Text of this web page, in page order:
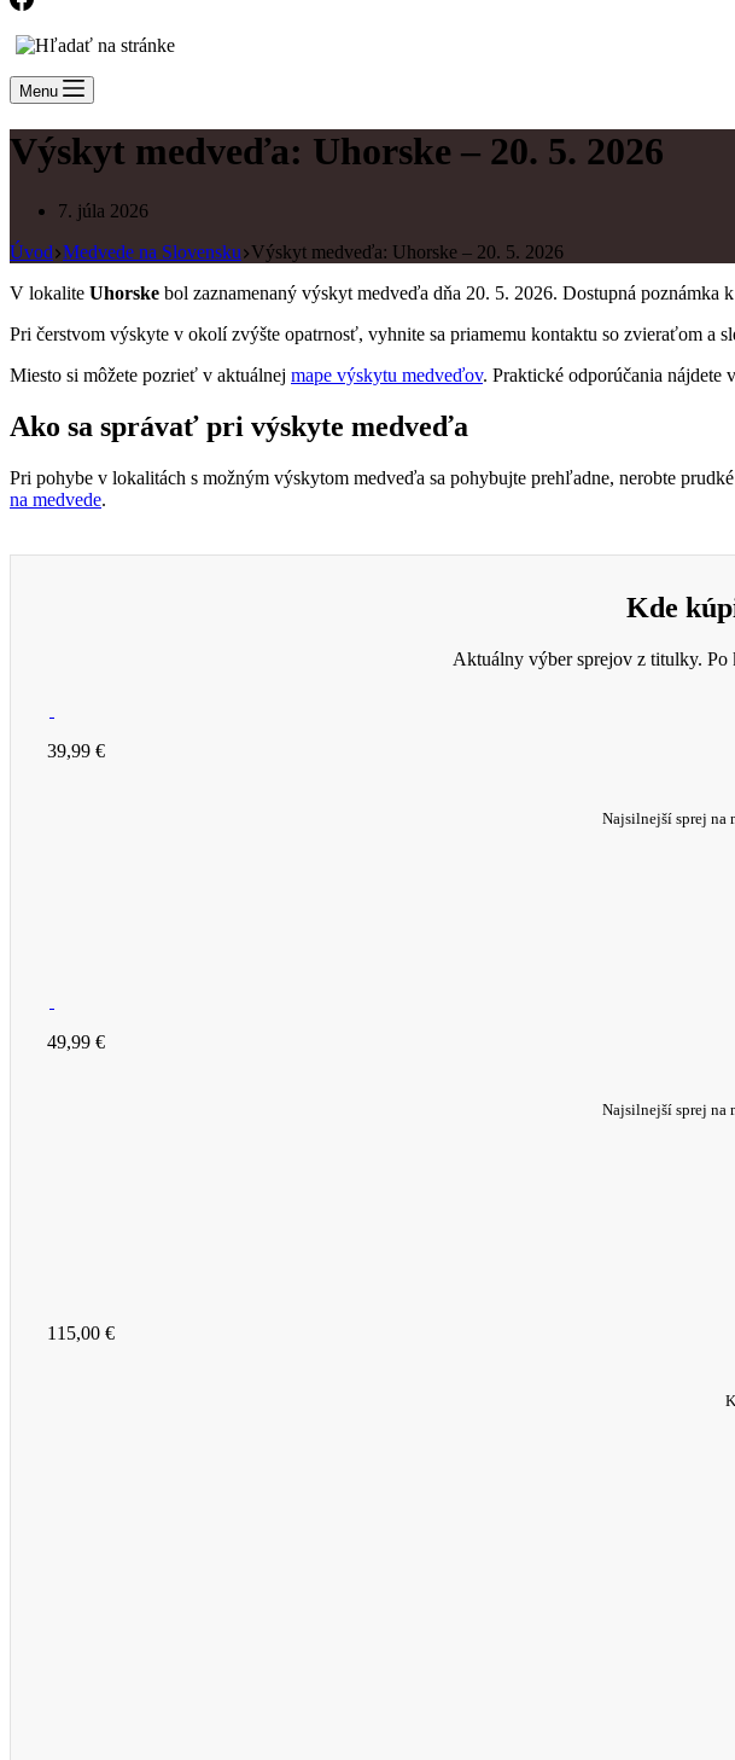
Menu
Výskyt medveďa: Uhorske – 20. 5. 2026
7. júla 2026
Úvod Medvede na Slovensku Výskyt medveďa: Uhorske – 20. 5. 2026
V lokalite Uhorske bol zaznamenaný výskyt medveďa dňa 20. 5. 2026. Dostupná poznámka
Pri čerstvom výskyte v okolí zvýšte opatrnosť, vyhnite sa priamemu kontaktu so zvieraťom a
Miesto si môžete pozrieť v aktuálnej mape výskytu medveďov. Praktické odporúčania nájdete
Ako sa správať pri výskyte medveďa
Pri pohybe v lokalitách s možným výskytom medveďa sa pohybujte prehľadne, nerobte
na medvede.
Kde
Aktuálny výber sprejov z titulky. Po
39,99 €
Najsilnejší sprej na
49,99 €
Najsilnejší sprej na
115,00 €